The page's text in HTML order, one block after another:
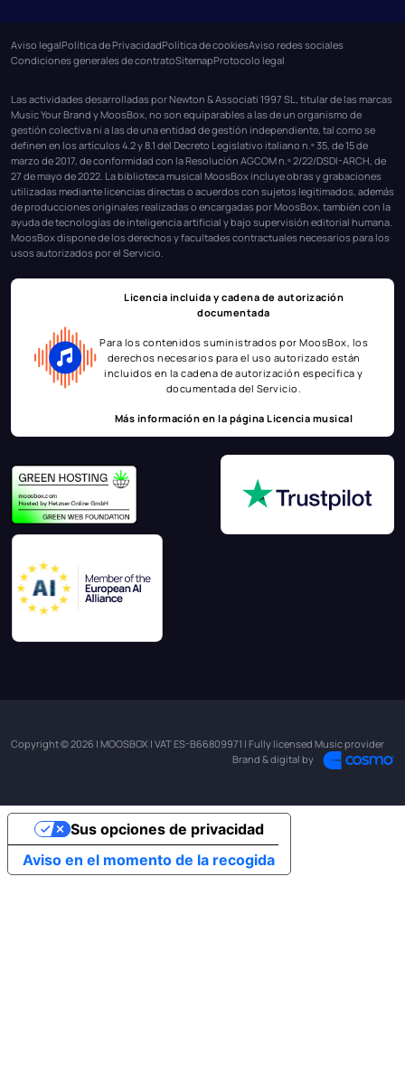
Aviso legalPolítica de PrivacidadPolítica de cookiesAviso redes sociales
Condiciones generales de contratoSitemapProtocolo legal
Las actividades desarrolladas por Newton & Associati 1997 SL, titular de las marcas
Music Your Brand y MoosBox, no son equiparables a las de un organismo de
gestión colectiva ni a las de una entidad de gestión independiente, tal como se
definen en los artículos 4.2 y 8.1 del Decreto Legislativo italiano n.º 35, de 15 de
marzo de 2017, de conformidad con la Resolución AGCOM n.º 2/22/DSDI-ARCH, de
27 de mayo de 2022. La biblioteca musical MoosBox incluye obras y grabaciones
utilizadas mediante licencias directas o acuerdos con sujetos legitimados, además
de producciones originales realizadas o encargadas por MoosBox, también con la
ayuda de tecnologías de inteligencia artificial y bajo supervisión editorial humana.
MoosBox dispone de los derechos y facultades contractuales necesarios para los
usos autorizados por el Servicio.
Licencia incluida y cadena de autorización
documentada
Para los contenidos suministrados por MoosBox, los
derechos necesarios para el uso autorizado están
incluidos en la cadena de autorización específica y
documentada del Servicio.
Más información en la páginaLicencia musical
Copyright © 2026 | MOOSBOX | VAT ES-B66809971 | Fully licensed Music provider
Brand & digital by
Aviso en el momento de la recogida
Sus opciones de privacidad